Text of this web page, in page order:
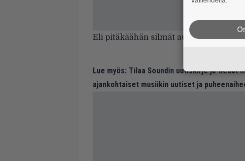
Eli pitäkäähän silmät auki! Lue
Lue myös: Tilaa Soundin uutiskirje ja tiedät
ajankohtaiset musiikin uutiset ja